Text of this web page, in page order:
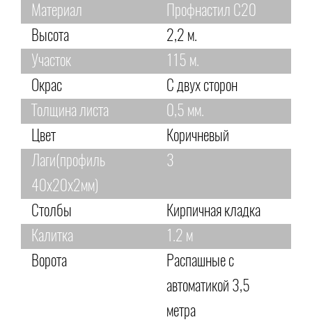
Материал
Профнастил С20
Высота
2,2 м.
Участок
115 м.
Окрас
С двух сторон
Толщина листа
0,5 мм.
Цвет
Коричневый
Лаги(профиль
40х20х2мм)
3
Столбы
Кирпичная кладка
Калитка
1.2 м
Ворота
Распашные с
автоматикой 3,5
метра